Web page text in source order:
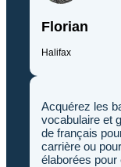
Florian
Halifax
Acquérez les
vocabulaire et
de français
carrière ou
élaborées pour